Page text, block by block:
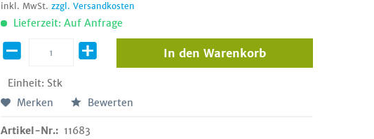
inkl. MwSt.zzgl. Versandkosten
Lieferzeit: Auf Anfrage
Einheit: Stk
In den Warenkorb
Merken Bewerten
Artikel-Nr.: 11683